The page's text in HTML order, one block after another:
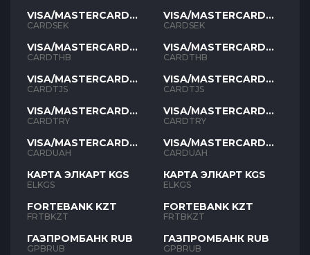
VISA/MASTERCARD
SEK
CARDSEK
VISA/MASTERCARD
THB
CARDTHB
VISA/MASTERCARD
TJS
CARDTJS
VISA/MASTERCARD
TYR
CARDTRY
VISA/MASTERCARD
UAH
CARDUAH
КАРТА ЭЛКАРТ KGS
ELKGS
FORTEBANK KZT
FRTBKZT
ГАЗПРОМБАНК RUB
GPBRUB
VISA/MASTERCARD
SEK
CARDSEK
VISA/MASTERCARD
THB
CARDTHB
VISA/MASTERCARD
TJS
CARDTJS
VISA/MASTERCARD
TYR
CARDTRY
VISA/MASTERCARD
UAH
CARDUAH
КАРТА ЭЛКАРТ KGS
ELKGS
FORTEBANK KZT
FRTBKZT
ГАЗПРОМБАНК RUB
GPBRUB